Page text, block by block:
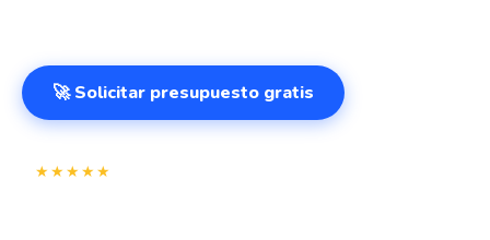
🚀 Solicitar presupuesto gratis
★★★★★